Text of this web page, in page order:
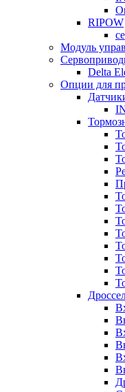
RIPOW
Модуль
Delta
Опции для